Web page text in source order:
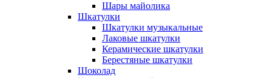
Шары майолика
Шкатулки
Шкатулки музыкальные
Лаковые шкатулки
Керамические шкатулки
Берестяные шкатулки
Шоколад